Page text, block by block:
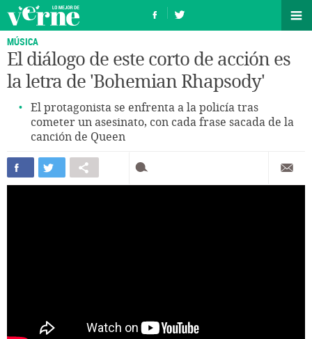
MÚSICA
El diálogo de este corto de acción es
la letra de 'Bohemian Rhapsody'
El protagonista se enfrenta a la policía tras
cometer un asesinato, con cada frase sacada de la
canción de Queen